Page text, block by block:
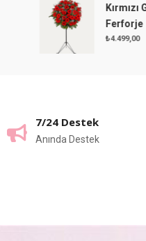
Kırmızı Gerbera
Ferforje
4.499,00
7/24 Destek
Anında Destek